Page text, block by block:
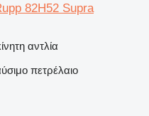
82H52 Supra
αντλία
πετρέλαιο